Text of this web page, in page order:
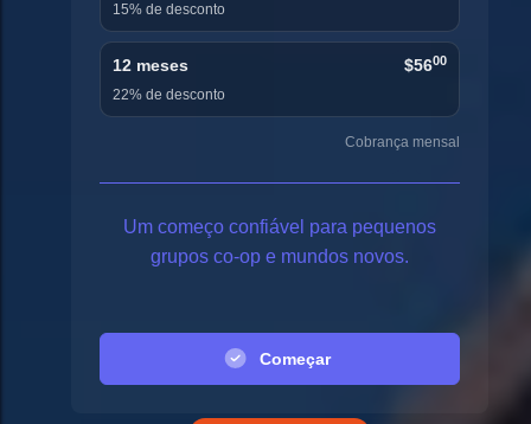
15% de desconto
12 meses $5600
22% de desconto
Cobrança mensal
Um começo confiável para pequenos
grupos co-op e mundos novos.
Começar